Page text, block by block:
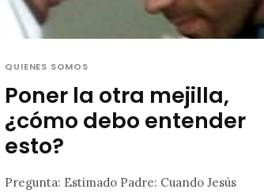
QUIENES SOMOS
Poner la otra mejilla,
¿cómo debo entender
esto?
Pregunta: Estimado Padre: Cuando Jesús